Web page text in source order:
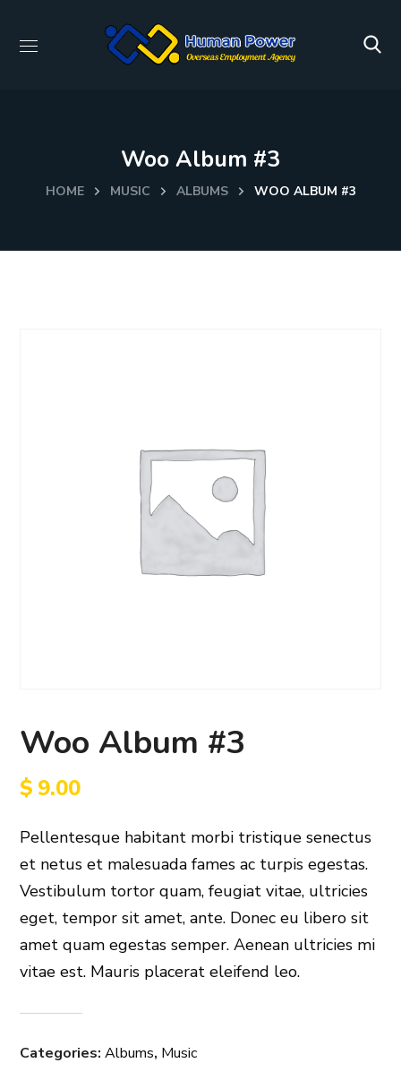
Woo Album #3
HOME MUSIC ALBUMS WOO ALBUM #3
Woo Album #3
$ 9.00
Pellentesque habitant morbi tristique senectus
et netus et malesuada fames ac turpis egestas.
Vestibulum tortor quam, feugiat vitae, ultricies
eget, tempor sit amet, ante. Donec eu libero sit
amet quam egestas semper. Aenean ultricies mi
vitae est. Mauris placerat eleifend leo.
Categories:Albums, Music